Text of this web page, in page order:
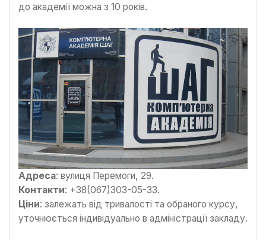
до академії можна з 10 років.
Адреса: вулиця Перемоги, 29.
Контакти: +38(067)303-05-33.
Ціни: залежать від тривалості та обраного курсу,
уточнюється індивідуально в адміністрації закладу.